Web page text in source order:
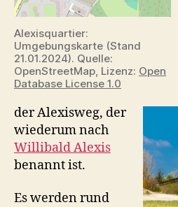
Alexisquartier:
Umgebungskarte (Stand
21.01.2024). Quelle:
OpenStreetMap, Lizenz: Open
Database License 1.0
der Alexisweg, der
wiederum nach
Willibald Alexis
benannt ist.
Es werden rund